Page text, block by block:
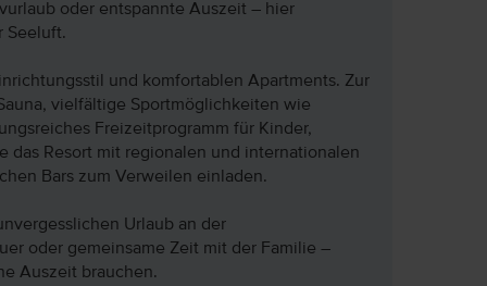
oder entspannte Auszeit – hier
Seeluft.
und komfortablen Apartments. Zur
vielfältige Sportmöglichkeiten wie
Freizeitprogramm für Kinder,
das Resort mit regionalen und internationalen
Bars zum Verweilen einladen.
Urlaub an der
oder gemeinsame Zeit mit der Familie –
Auszeit brauchen.